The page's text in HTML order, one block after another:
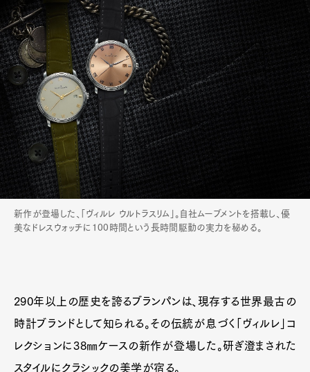
新作が登場した、「ヴィルレ ウルトラスリム」。自社ムーブメントを搭載し、優
美なドレスウォッチに100時間という長時間駆動の実力を秘める。
290年以上の歴史を誇るブランパンは、現存する世界最古の
時計ブランドとして知られる。その伝統が息づく「ヴィルレ」コ
レクションに38㎜ケースの新作が登場した。研ぎ澄まされた
スタイルにクラシックの美学が宿る。